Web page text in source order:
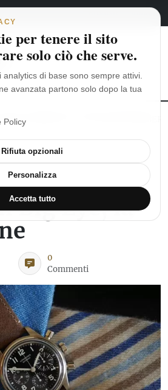
italiano
al MISSION TO THE MOONPHASE
Heritage
Big Eye, la
0
Commenti
per tenere il sito
solo ciò che serve.
di base sono sempre attivi.
avanzata partono solo dopo la tua
Policy
Rifiuta opzionali
Personalizza
Accetta tutto